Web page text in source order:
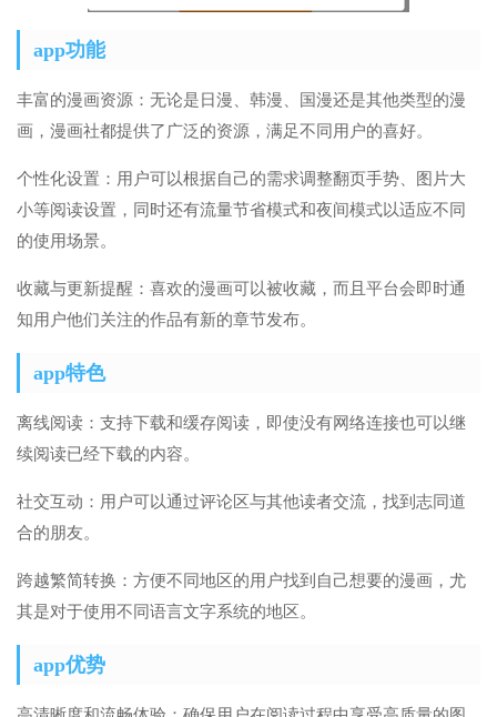
app功能
丰富的漫画资源：无论是日漫、韩漫、国漫还是其他类型的漫
画，漫画社都提供了广泛的资源，满足不同用户的喜好。
个性化设置：用户可以根据自己的需求调整翻页手势、图片大
小等阅读设置，同时还有流量节省模式和夜间模式以适应不同
的使用场景。
收藏与更新提醒：喜欢的漫画可以被收藏，而且平台会即时通
知用户他们关注的作品有新的章节发布。
app特色
离线阅读：支持下载和缓存阅读，即使没有网络连接也可以继
续阅读已经下载的内容。
社交互动：用户可以通过评论区与其他读者交流，找到志同道
合的朋友。
跨越繁简转换：方便不同地区的用户找到自己想要的漫画，尤
其是对于使用不同语言文字系统的地区。
app优势